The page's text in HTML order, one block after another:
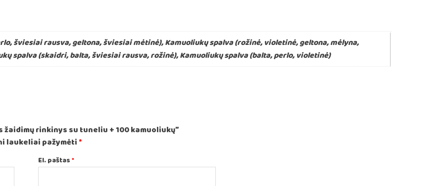
šviesiai rausva, geltona, šviesiai mėtinė), Kamuoliukų spalva (rožinė, violetinė, geltona, mėlyna,
spalva (skaidri, balta, šviesiai rausva, rožinė), Kamuoliukų spalva (balta, perlo, violetinė)
rinkinys su tuneliu + 100 kamuoliukų”
laukeliai pažymėti *
El. paštas*